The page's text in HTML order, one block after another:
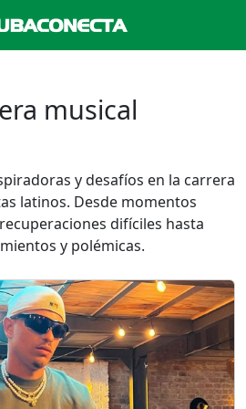
musical
y desafíos en la carrera
latinos. Desde momentos
difíciles hasta
y polémicas.